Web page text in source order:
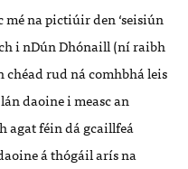
na pictiúir den ‘seisiún
i nDún Dhónaill (ní raibh
chéad rud ná comhbhá leis
daoine i measc an
agat féin dá gcaillfeá
á thógáil arís na